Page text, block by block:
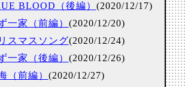
BLOOD（後編） (2020/12/17)
一家（前編） (2020/12/20)
スマスソング(2020/12/24)
一家（後編） (2020/12/26)
（前編） (2020/12/27)